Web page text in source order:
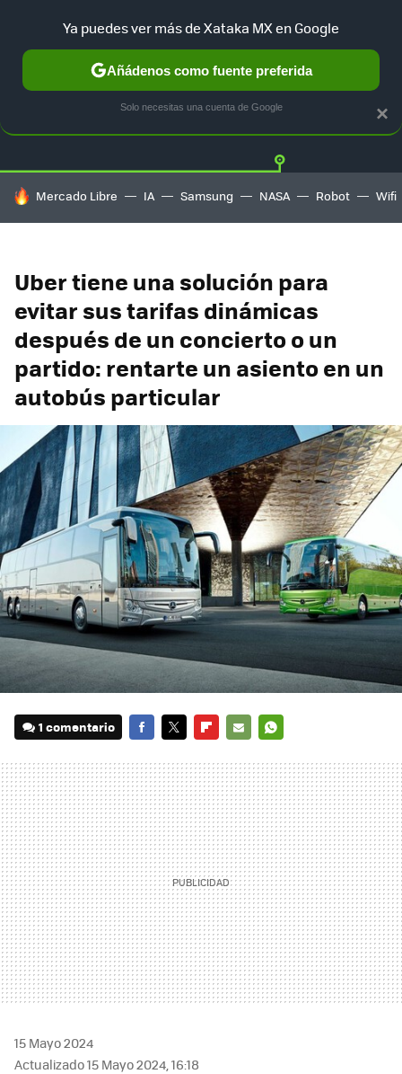
TESLA UBER AUTO ELECTRICO Twitter
HOY SE HABLA DE
Mercado Libre IA Samsung NASA Robot Wifi
Uber tiene una solución para
evitar sus tarifas dinámicas
después de un concierto o un
partido: rentarte un asiento en un
autobús particular
1 comentario
MAIL
15 Mayo 2024
Actualizado 15 Mayo 2024, 16:18
×
Ya puedes ver más de Xataka MX en Google
Añádenos como fuente preferida
Solo necesitas una cuenta de Google